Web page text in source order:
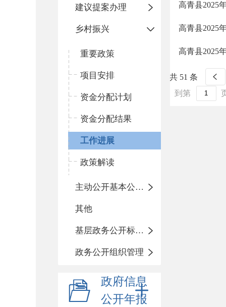
建议提案办理
乡村振兴
重要政策
项目安排
资金分配计划
资金分配结果
工作进展
政策解读
主动公开基本公开目录
其他
基层政务公开标准化规范化
政务公开组织管理
政府信息
公开年报
高青县2025
高青县2025
高青县2025
共 51 条
到第